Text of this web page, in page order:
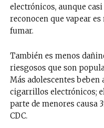
electrónicos, aunque
reconocen que vapear
fumar.
También es menos
riesgosos que son
Más adolescentes
cigarrillos electrónicos;
parte de menores causa
CDC.